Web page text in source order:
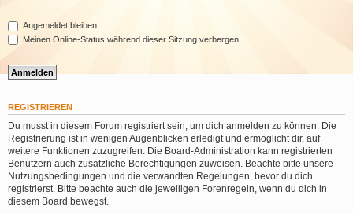
Angemeldet bleiben
Meinen Online-Status während dieser Sitzung verbergen
REGISTRIEREN
Du musst in diesem Forum registriert sein, um dich anmelden zu können. Die
Registrierung ist in wenigen Augenblicken erledigt und ermöglicht dir, auf
weitere Funktionen zuzugreifen. Die Board-Administration kann registrierten
Benutzern auch zusätzliche Berechtigungen zuweisen. Beachte bitte unsere
Nutzungsbedingungen und die verwandten Regelungen, bevor du dich
registrierst. Bitte beachte auch die jeweiligen Forenregeln, wenn du dich in
diesem Board bewegst.